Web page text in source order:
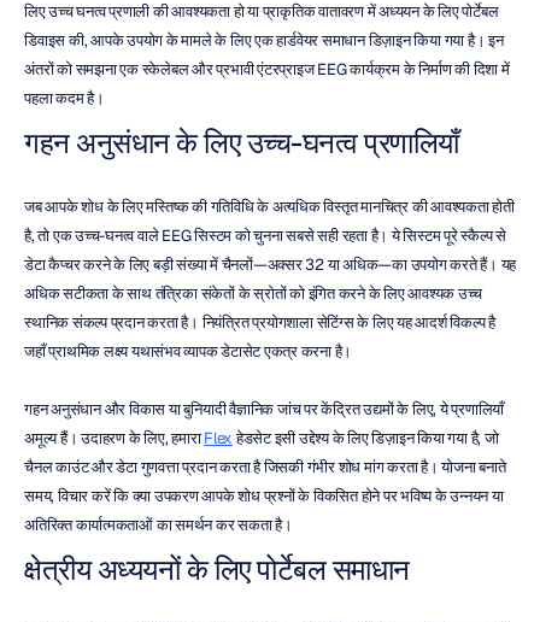
लिए उच्च घनत्व प्रणाली की आवश्यकता हो या प्राकृतिक वातावरण में अध्ययन के लिए पोर्टेबल
डिवाइस की, आपके उपयोग के मामले के लिए एक हार्डवेयर समाधान डिज़ाइन किया गया है। इन
अंतरों को समझना एक स्केलेबल और प्रभावी एंटरप्राइज EEG कार्यक्रम के निर्माण की दिशा में
पहला कदम है।
गहन अनुसंधान के लिए उच्च-घनत्व प्रणालियाँ
जब आपके शोध के लिए मस्तिष्क की गतिविधि के अत्यधिक विस्तृत मानचित्र की आवश्यकता होती
है, तो एक उच्च-घनत्व वाले EEG सिस्टम को चुनना सबसे सही रहता है। ये सिस्टम पूरे स्कैल्प से
डेटा कैप्चर करने के लिए बड़ी संख्या में चैनलों—अक्सर 32 या अधिक—का उपयोग करते हैं। यह
अधिक सटीकता के साथ तंत्रिका संकेतों के स्रोतों को इंगित करने के लिए आवश्यक उच्च
स्थानिक संकल्प प्रदान करता है। नियंत्रित प्रयोगशाला सेटिंग्स के लिए यह आदर्श विकल्प है
जहाँ प्राथमिक लक्ष्य यथासंभव व्यापक डेटासेट एकत्र करना है।
गहन अनुसंधान और विकास या बुनियादी वैज्ञानिक जांच पर केंद्रित उद्यमों के लिए, ये प्रणालियाँ
अमूल्य हैं। उदाहरण के लिए, हमारा Flex हेडसेट इसी उद्देश्य के लिए डिज़ाइन किया गया है, जो
चैनल काउंट और डेटा गुणवत्ता प्रदान करता है जिसकी गंभीर शोध मांग करता है। योजना बनाते
समय, विचार करें कि क्या उपकरण आपके शोध प्रश्नों के विकसित होने पर भविष्य के उन्नयन या
अतिरिक्त कार्यात्मकताओं का समर्थन कर सकता है।
क्षेत्रीय अध्ययनों के लिए पोर्टेबल समाधान